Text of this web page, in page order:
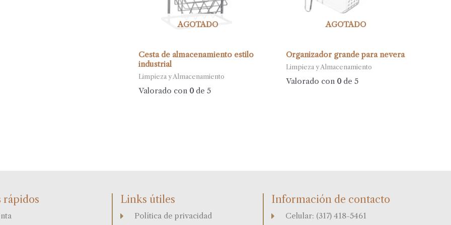
AGOTADO
Cesta de almacenamiento estilo
industrial
Limpieza y Almacenamiento
Valorado con 0de 5
AGOTADO
Organizador grande para nevera
Limpieza y Almacenamiento
Valorado con 0de 5
rápidos Links útiles
Política de privacidad
Información de contacto
Celular: (317) 418-5461